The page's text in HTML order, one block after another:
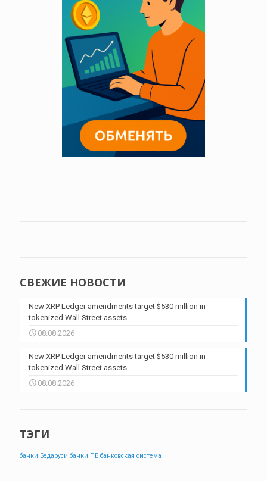
СВЕЖИЕ НОВОСТИ
New XRP Ledger amendments target $530 million in
tokenized Wall Street assets
08.08.2026
New XRP Ledger amendments target $530 million in
tokenized Wall Street assets
08.08.2026
ТЭГИ
банки Бедаруси банки ПБ банковская система